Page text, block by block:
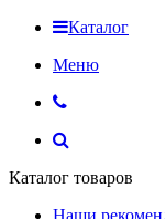
Каталог
Меню
Каталог товаров
Наши